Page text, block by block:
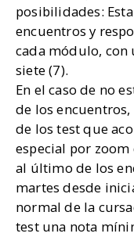
posibilidades:
encuentros y
cada módulo,
siete (7).
En el caso de no
de los
de los test que
especial por
al último de los
martes desde
normal de la
test una nota